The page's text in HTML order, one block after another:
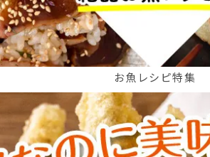
お魚レシピ特集